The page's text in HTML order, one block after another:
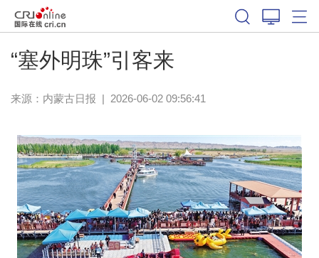
“塞外明珠”引客来
来源： 内蒙古日报 | 2026-06-02 09:56:41